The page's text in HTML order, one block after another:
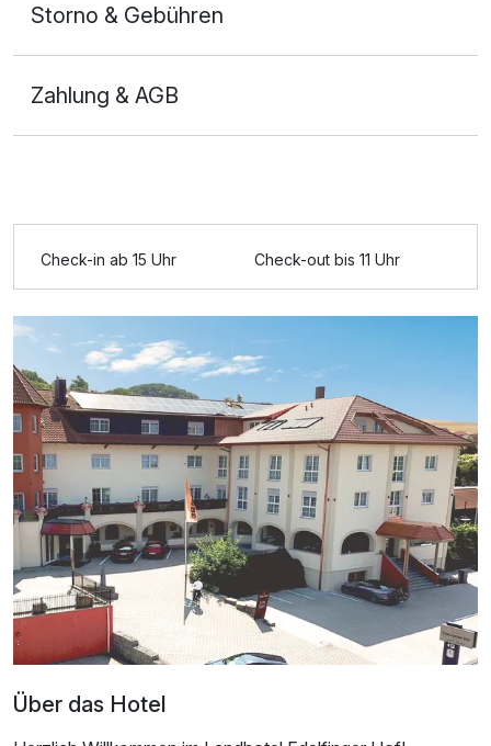
Storno & Gebühren
Zahlung & AGB
Check-in ab 15 Uhr Check-out bis 11 Uhr
Über das Hotel